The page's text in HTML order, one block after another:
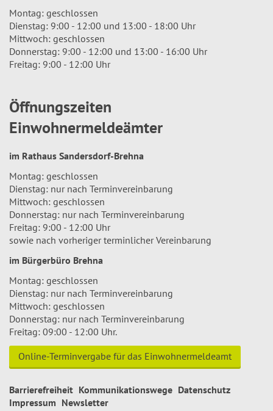
Montag: geschlossen
Dienstag: 9:00 - 12:00 und 13:00 - 18:00 Uhr
Mittwoch: geschlossen
Donnerstag: 9:00 - 12:00 und 13:00 - 16:00 Uhr
Freitag: 9:00 - 12:00 Uhr
Öffnungszeiten
Einwohnermeldeämter
im Rathaus Sandersdorf-Brehna
Montag: geschlossen
Dienstag: nur nach Terminvereinbarung
Mittwoch: geschlossen
Donnerstag: nur nach Terminvereinbarung
Freitag: 9:00 - 12:00 Uhr
sowie nach vorheriger terminlicher Vereinbarung
im Bürgerbüro Brehna
Montag: geschlossen
Dienstag: nur nach Terminvereinbarung
Mittwoch: geschlossen
Donnerstag: nur nach Terminvereinbarung
Freitag: 09:00 - 12:00 Uhr.
Online-Terminvergabe für das Einwohnermeldeamt
Barrierefreiheit Kommunikationswege Datenschutz
Impressum Newsletter